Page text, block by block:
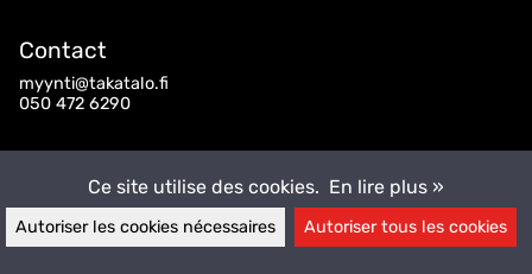
Contact
myynti@takatalo.fi
050 472 6290
Ce site utilise des cookies. En lire plus »
Autoriser les cookies nécessaires Autoriser tous les cookies